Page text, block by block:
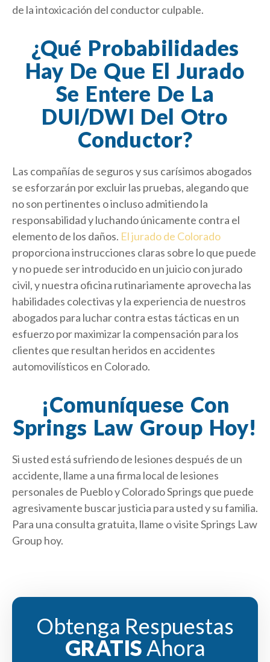
de la intoxicación del conductor culpable.
¿Qué Probabilidades
Hay De Que El Jurado
Se Entere De La
DUI/DWI Del Otro
Conductor?
Las compañías de seguros y sus carísimos abogados
se esforzarán por excluir las pruebas, alegando que
no son pertinentes o incluso admitiendo la
responsabilidad y luchando únicamente contra el
elemento de los daños. El jurado de Colorado
proporciona instrucciones claras sobre lo que puede
y no puede ser introducido en un juicio con jurado
civil, y nuestra oficina rutinariamente aprovecha las
habilidades colectivas y la experiencia de nuestros
abogados para luchar contra estas tácticas en un
esfuerzo por maximizar la compensación para los
clientes que resultan heridos en accidentes
automovilísticos en Colorado.
¡Comuníquese Con
Springs Law Group Hoy!
Si usted está sufriendo de lesiones después de un
accidente, llame a una firma local de lesiones
personales de Pueblo y Colorado Springs que puede
agresivamente buscar justicia para usted y su familia.
Para una consulta gratuita, llame o visite Springs Law
Group hoy.
Obtenga Respuestas
GRATISAhora